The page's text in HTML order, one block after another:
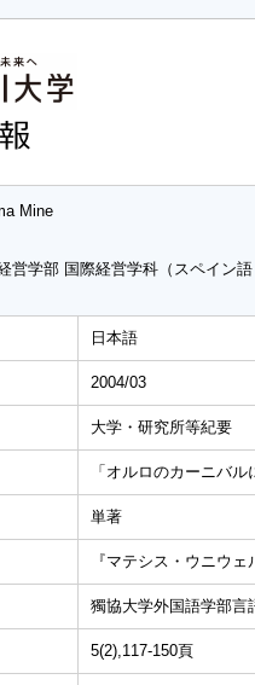
Mine
営学部 国際経営学科（スペイン
日本語
2004/03
大学・研究所等紀要
「オルロのカーニバ
単著
『マテシス・ウニウ
獨協大学外国語学部言
5(2),117-150頁